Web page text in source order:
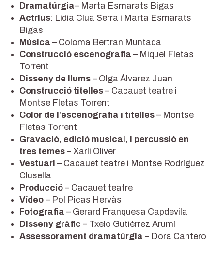
Dramatúrgia– Marta Esmarats Bigas
Actrius: Lidia Clua Serra i Marta Esmarats
Bigas
Música – Coloma Bertran Muntada
Construcció escenografia – Miquel Fletas
Torrent
Disseny de llums – Olga Álvarez Juan
Construcció titelles – Cacauet teatre i
Montse Fletas Torrent
Color de l’escenografia i titelles – Montse
Fletas Torrent
Gravació, edició musical, i percussió en
tres temes – Xarli Oliver
Vestuari – Cacauet teatre i Montse Rodríguez
Clusella
Producció – Cacauet teatre
Vídeo – Pol Picas Hervàs
Fotografia – Gerard Franquesa Capdevila
Disseny gràfic – Txelo Gutiérrez Arumí
Assessorament dramatúrgia – Dora Cantero